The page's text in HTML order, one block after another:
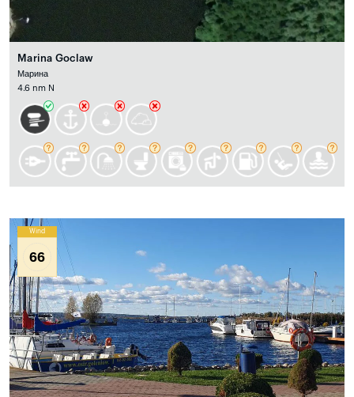
Marina Goclaw
Марина
4.6 nm N
Wind
66